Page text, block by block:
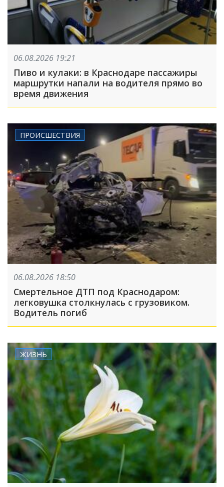
06.08.2026 19:21
Пиво и кулаки: в Краснодаре пассажиры
маршрутки напали на водителя прямо во
время движения
ПРОИСШЕСТВИЯ
06.08.2026 18:50
Смертельное ДТП под Краснодаром:
легковушка столкнулась с грузовиком.
Водитель погиб
ЖИЗНЬ